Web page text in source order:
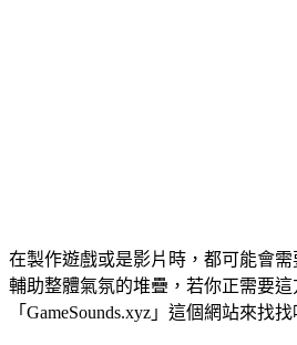
在製作遊戲或是影片時，都可能會
輔助整體氣氛的堆疊，若你正需要
「GameSounds.xyz」這個網站來找找